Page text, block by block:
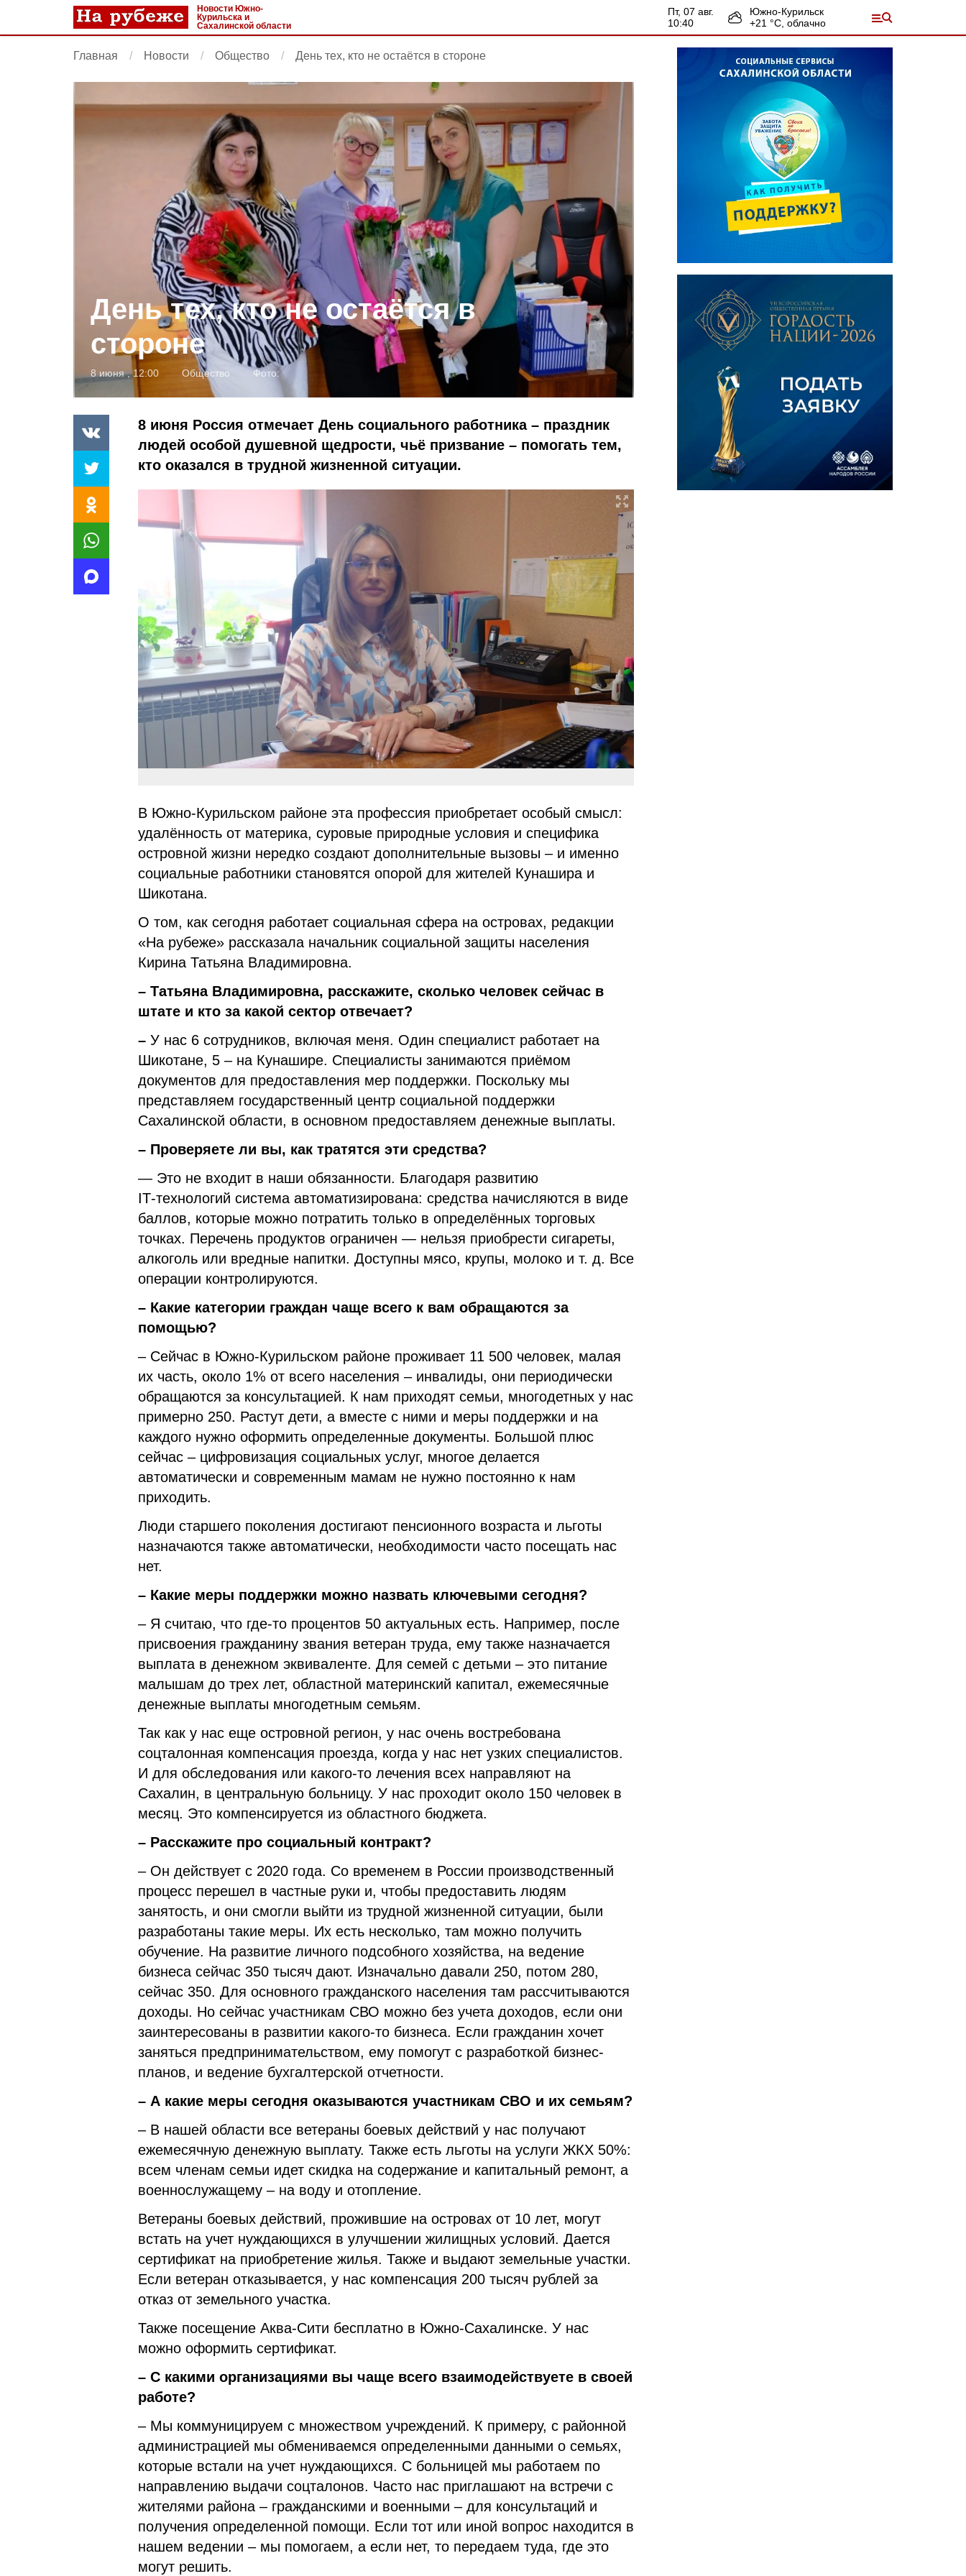
Новости Южно-
Курильска и
Сахалинской области
пт, 07 авг.
10:40
Южно-Курильск
+21 °С, облачно
Главная Новости Общество День тех, кто не остаётся в стороне
День тех, кто не остаётся в
стороне
8 июня , 12:00 Общество Фото:
8 июня Россия отмечает День социального работника – праздник
людей особой душевной щедрости, чьё призвание – помогать тем,
кто оказался в трудной жизненной ситуации.
В Южно‑Курильском районе эта профессия приобретает особый смысл:
удалённость от материка, суровые природные условия и специфика
островной жизни нередко создают дополнительные вызовы – и именно
социальные работники становятся опорой для жителей Кунашира и
Шикотана.
О том, как сегодня работает социальная сфера на островах, редакции
«На рубеже» рассказала начальник социальной защиты населения
Кирина Татьяна Владимировна.
– Татьяна Владимировна, расскажите, сколько человек сейчас в
штате и кто за какой сектор отвечает?
– У нас 6 сотрудников, включая меня. Один специалист работает на
Шикотане, 5 – на Кунашире. Специалисты занимаются приёмом
документов для предоставления мер поддержки. Поскольку мы
представляем государственный центр социальной поддержки
Сахалинской области, в основном предоставляем денежные выплаты.
– Проверяете ли вы, как тратятся эти средства?
— Это не входит в наши обязанности. Благодаря развитию
IT‑технологий система автоматизирована: средства начисляются в виде
баллов, которые можно потратить только в определённых торговых
точках. Перечень продуктов ограничен — нельзя приобрести сигареты,
алкоголь или вредные напитки. Доступны мясо, крупы, молоко и т. д. Все
операции контролируются.
– Какие категории граждан чаще всего к вам обращаются за
помощью?
– Сейчас в Южно-Курильском районе проживает 11 500 человек, малая
их часть, около 1% от всего населения – инвалиды, они периодически
обращаются за консультацией. К нам приходят семьи, многодетных у нас
примерно 250. Растут дети, а вместе с ними и меры поддержки и на
каждого нужно оформить определенные документы. Большой плюс
сейчас – цифровизация социальных услуг, многое делается
автоматически и современным мамам не нужно постоянно к нам
приходить.
Люди старшего поколения достигают пенсионного возраста и льготы
назначаются также автоматически, необходимости часто посещать нас
нет.
– Какие меры поддержки можно назвать ключевыми сегодня?
– Я считаю, что где-то процентов 50 актуальных есть. Например, после
присвоения гражданину звания ветеран труда, ему также назначается
выплата в денежном эквиваленте. Для семей с детьми – это питание
малышам до трех лет, областной материнский капитал, ежемесячные
денежные выплаты многодетным семьям.
Так как у нас еще островной регион, у нас очень востребована
соцталонная компенсация проезда, когда у нас нет узких специалистов.
И для обследования или какого-то лечения всех направляют на
Сахалин, в центральную больницу. У нас проходит около 150 человек в
месяц. Это компенсируется из областного бюджета.
– Расскажите про социальный контракт?
– Он действует с 2020 года. Со временем в России производственный
процесс перешел в частные руки и, чтобы предоставить людям
занятость, и они смогли выйти из трудной жизненной ситуации, были
разработаны такие меры. Их есть несколько, там можно получить
обучение. На развитие личного подсобного хозяйства, на ведение
бизнеса сейчас 350 тысяч дают. Изначально давали 250, потом 280,
сейчас 350. Для основного гражданского населения там рассчитываются
доходы. Но сейчас участникам СВО можно без учета доходов, если они
заинтересованы в развитии какого-то бизнеса. Если гражданин хочет
заняться предпринимательством, ему помогут с разработкой бизнес-
планов, и ведение бухгалтерской отчетности.
– А какие меры сегодня оказываются участникам СВО и их семьям?
– В нашей области все ветераны боевых действий у нас получают
ежемесячную денежную выплату. Также есть льготы на услуги ЖКХ 50%:
всем членам семьи идет скидка на содержание и капитальный ремонт, а
военнослужащему – на воду и отопление.
Ветераны боевых действий, прожившие на островах от 10 лет, могут
встать на учет нуждающихся в улучшении жилищных условий. Дается
сертификат на приобретение жилья. Также и выдают земельные участки.
Если ветеран отказывается, у нас компенсация 200 тысяч рублей за
отказ от земельного участка.
Также посещение Аква-Сити бесплатно в Южно-Сахалинске. У нас
можно оформить сертификат.
– С какими организациями вы чаще всего взаимодействуете в своей
работе?
– Мы коммуницируем с множеством учреждений. К примеру, с районной
администрацией мы обмениваемся определенными данными о семьях,
которые встали на учет нуждающихся. С больницей мы работаем по
направлению выдачи соцталонов. Часто нас приглашают на встречи с
жителями района – гражданскими и военными – для консультаций и
получения определенной помощи. Если тот или иной вопрос находится в
нашем ведении – мы помогаем, а если нет, то передаем туда, где это
могут решить.